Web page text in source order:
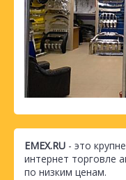
EMEX.RU - это
интернет торговле
по низким ценам.